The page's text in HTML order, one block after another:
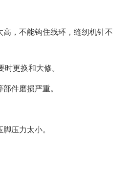
，不能钩住线环，缝纫机针不
更换和大修。
件磨损严重。
压力太小。